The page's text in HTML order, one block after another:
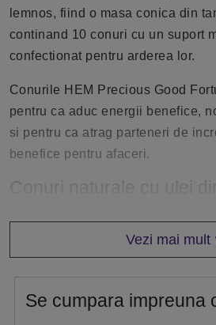
lemnos, fiind o masa conica din
continand 10 conuri cu un suport
confectionat pentru arderea lor.
Conurile HEM Precious Good
pentru ca aduc energii benefice,
si pentru ca atrag parteneri de
benefice pentru afaceri.
Conuri naturale cu ulei
Stimuleaza energetic pentru a
prosperitate.
Sporesc creativitatea si
Vezi mai mult
Se cumpara impreuna